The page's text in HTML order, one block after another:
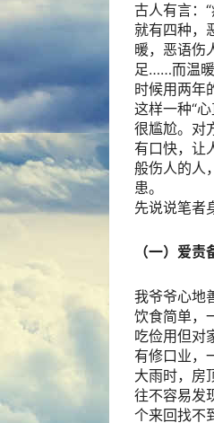
古人有言：
就有四种，
暖，恶语伤
足……而温暖
时候用两年
这样一种“
很尴尬。对
有口快，让
般伤人的人
患。
先说说笔者
（一）爱
我爷爷心地
饮食简单，
吃俭用但对
有修口业，
大雨时，房
往不容易发
个来回找不